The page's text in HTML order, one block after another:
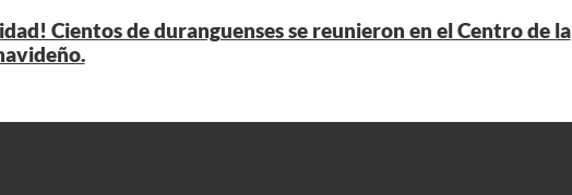
Cientos de duranguenses se reunieron en el Centro de la